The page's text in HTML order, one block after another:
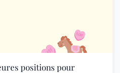
positions pour